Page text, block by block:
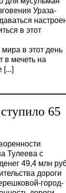
Ураза-
в этот
в этот день
в мечеть на
[...]
65
Тулеева с
49,4 млн
дороги
город-